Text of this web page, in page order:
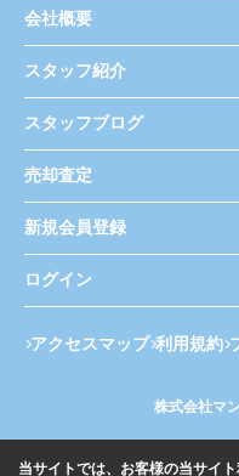
会社概要
スタッフ紹介
スタッフブログ
売却査定
新規会員登録
ログイン
アクセスマップ 利用規約
株式会社マ
当サイトでは、お客様の当サイ